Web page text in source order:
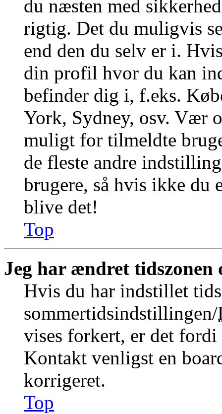
du næsten med
rigtig. Det du muligvis
end den du selv er i.
din profil hvor du kan
befinder dig i, f.eks.
York, Sydney, osv. Vær
muligt for tilmeldte
de fleste andre
brugere, så hvis ikke du
blive det!
Top
Jeg har ændret
Hvis du har indstillet
sommertidsindstillingen/
vises forkert, er det
Kontakt venligst en
korrigeret.
Top